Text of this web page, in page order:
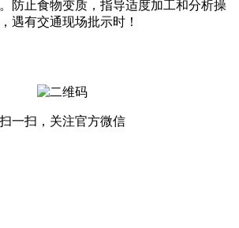
防止食物变质，指导适度加工和分析操
遇有交通现场批示时！
扫一扫，关注官方微信